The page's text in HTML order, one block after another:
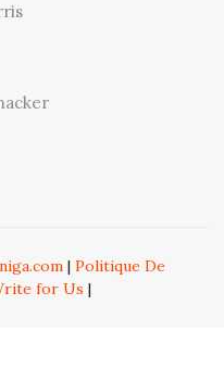
| Politique De
for Us |